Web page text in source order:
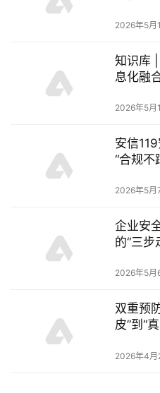
2026年5月
知识库
息化融
2026年5月
安信
“合规不
2026年5月
企业安
的“三步
2026年5月
双重预
皮”到“
2026年4月